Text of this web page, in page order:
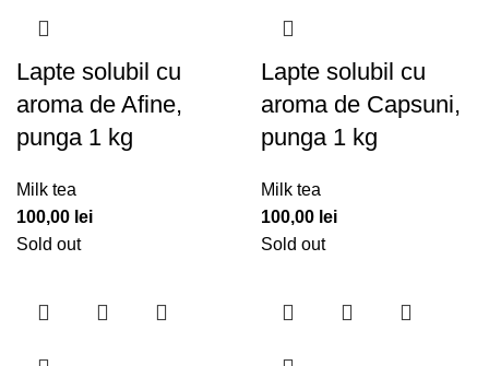
Lapte solubil cu
aroma de Afine,
punga 1 kg
Milk tea
100,00 lei
Lapte solubil cu
aroma de Capsuni,
punga 1 kg
Milk tea
100,00 lei
Sold out
Sold out